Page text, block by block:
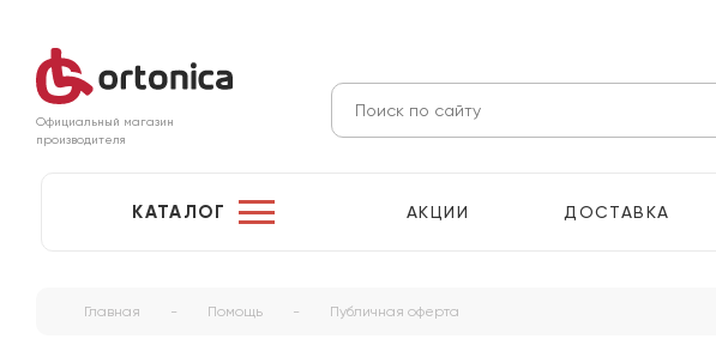
Официальный магазин
производителя
КАТАЛОГ АКЦИИ ДОСТАВКА
Главная - Помощь - Публичная оферта